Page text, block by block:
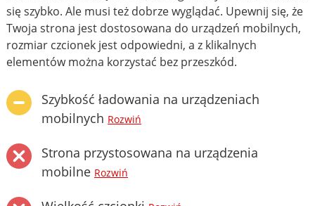
się szybko. Ale musi też dobrze wyglądać. Upewnij się, że
Twoja strona jest dostosowana do urządzeń mobilnych,
rozmiar czcionek jest odpowiedni, a z klikalnych
elementów można korzystać bez przeszkód.
Szybkość ładowania na urządzeniach
mobilnych Rozwiń
Strona przystosowana na urządzenia
mobilne Rozwiń